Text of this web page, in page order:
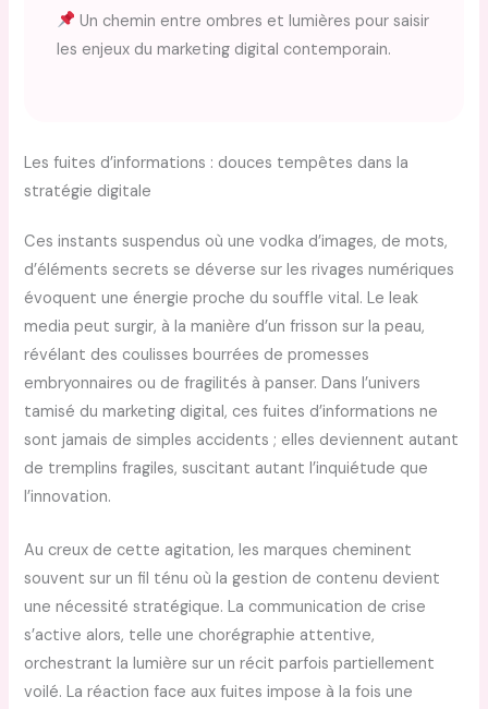
Un chemin entre ombres et lumières pour saisir
les enjeux du marketing digital contemporain.
Les fuites d’informations : douces tempêtes dans la
stratégie digitale
Ces instants suspendus où une vodka d’images, de mots,
d’éléments secrets se déverse sur les rivages numériques
évoquent une énergie proche du souffle vital. Le leak
media peut surgir, à la manière d’un frisson sur la peau,
révélant des coulisses bourrées de promesses
embryonnaires ou de fragilités à panser. Dans l’univers
tamisé du marketing digital, ces fuites d’informations ne
sont jamais de simples accidents ; elles deviennent autant
de tremplins fragiles, suscitant autant l’inquiétude que
l’innovation.
Au creux de cette agitation, les marques cheminent
souvent sur un fil ténu où la gestion de contenu devient
une nécessité stratégique. La communication de crise
s’active alors, telle une chorégraphie attentive,
orchestrant la lumière sur un récit parfois partiellement
voilé. La réaction face aux fuites impose à la fois une